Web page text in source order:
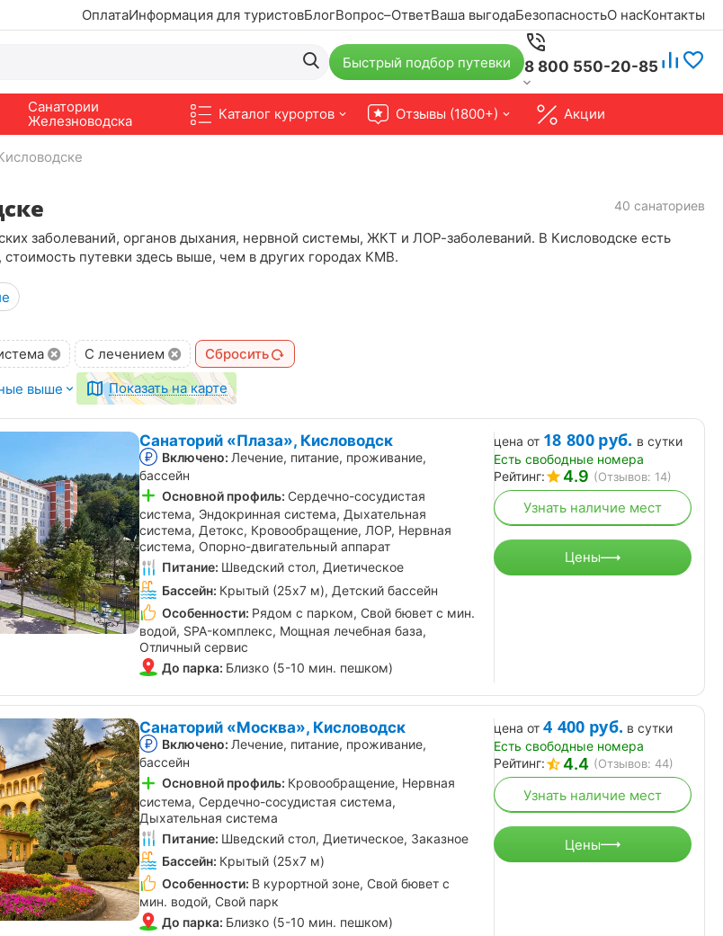
ОплатаИнформация для туристовБлогВопрос–ОтветВаша выгодаБезопасностьО насКонтакты
Быстрый подбор путевки 8 800 550-20-85
Санатории
Железноводска
Каталог курортов Отзывы (1800+) Акции
40 санаториев
заболеваний, органов дыхания, нервной системы, ЖКТ и ЛОР-заболеваний. В Кисловодске есть
путевки здесь выше, чем в других городах КМВ.
С лечением
Сбросить
выше Показать на карте
Санаторий «Плаза», Кисловодск
Включено: Лечение, питание, проживание,
бассейн
Основной профиль: Сердечно-сосудистая
система, Эндокринная система, Дыхательная
система, Детокс, Кровообращение, ЛОР, Нервная
система, Опорно-двигательный аппарат
Питание: Шведский стол, Диетическое
Бассейн: Крытый (25х7 м), Детский бассейн
Особенности: Рядом с парком, Свой бювет с мин.
водой, SPA-комплекс, Мощная лечебная база,
Отличный сервис
До парка: Близко (5-10 мин. пешком)
цена от 18 800 руб. в сутки
Есть свободные номера
Рейтинг:
4.9 (Отзывов: 14)
Узнать наличие мест
Цены
Санаторий «Москва», Кисловодск
Включено: Лечение, питание, проживание,
бассейн
Основной профиль: Кровообращение, Нервная
система, Сердечно-сосудистая система,
Дыхательная система
Питание: Шведский стол, Диетическое, Заказное
Бассейн: Крытый (25х7 м)
Особенности: В курортной зоне, Свой бювет с
мин. водой, Свой парк
До парка: Близко (5-10 мин. пешком)
цена от 4 400 руб. в сутки
Есть свободные номера
Рейтинг:
4.4 (Отзывов: 44)
Узнать наличие мест
Цены